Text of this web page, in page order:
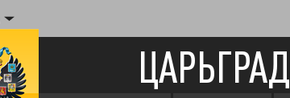
ЦАРЬГРАД